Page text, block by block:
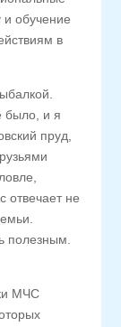
и обучение
в
было, и я
пруд,
отвечает не
полезным.
МЧС